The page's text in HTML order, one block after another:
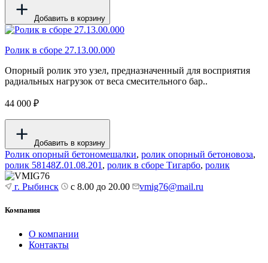
Добавить в корзину
Ролик в сборе 27.13.00.000
Опорный ролик это узел, предназначенный для восприятия
радиальных нагрузок от веса смесительного бар..
44 000 ₽
Добавить в корзину
Ролик опорный бетономешалки, ролик опорный бетоновоза,
ролик 58148Z.01.08.201 , ролик в сборе Тигарбо, ролик
г. Рыбинск с 8.00 до 20.00 vmig76@mail.ru
Компания
О компании
Контакты